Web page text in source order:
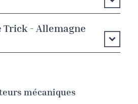
- Allemagne
mécaniques